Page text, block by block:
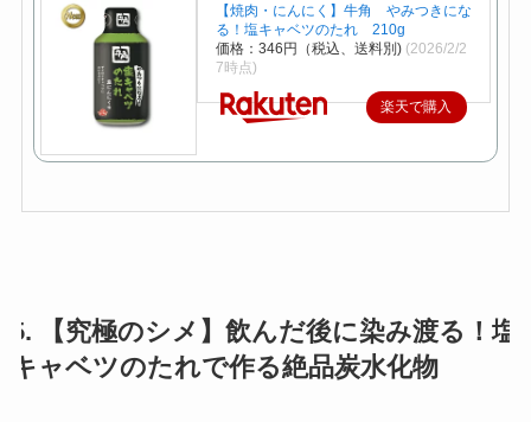
【焼肉・にんにく】牛角 やみつきにな
る！塩キャベツのたれ 210g
価格：346円（税込、送料別) (2026/2/2
7時点)
楽天で購入
5. 【究極のシメ】飲んだ後に染み渡る！塩
キャベツのたれで作る絶品炭水化物